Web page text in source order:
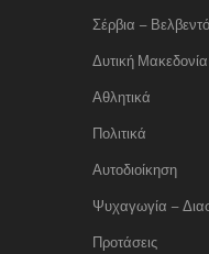
Σέρβια – Βελβεντό
Δυτική Μακεδονία
Αθλητικά
Πολιτικά
Αυτοδιοίκηση
Ψυχαγωγία –
Προτάσεις